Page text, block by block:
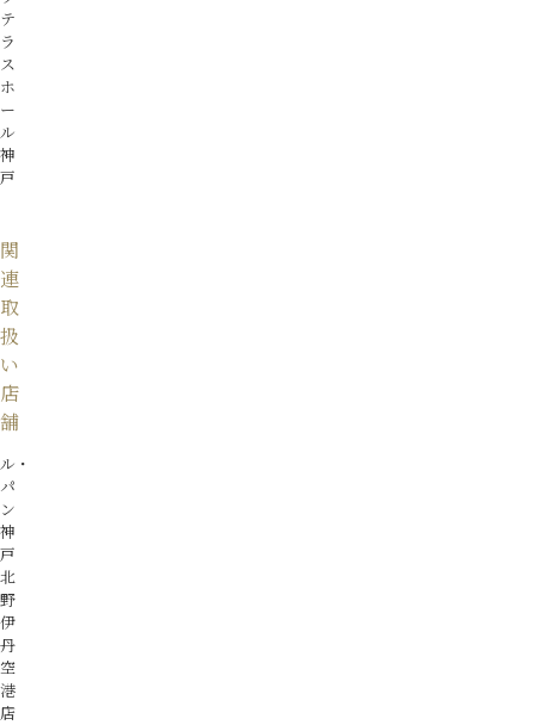
テ
ラ
ス
ホ
ー
ル
神
戸
関
連
取
扱
い
店
舗
ル・
パ
ン
神
戸
北
野
伊
丹
空
港
店